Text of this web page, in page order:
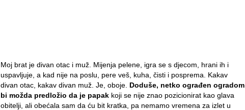
Moj brat je divan otac i muž. Mijenja pelene, igra se s djecom, hrani ih i
uspavljuje, a kad nije na poslu, pere veš, kuha, čisti i posprema. Kakav
divan otac, kakav divan muž. Je, oboje. Doduše, netko ograđen ogradom
bi možda predložio da je papak koji se nije znao pozicionirat kao glava
obitelji, ali obećala sam da ću bit kratka, pa nemamo vremena za izlet u